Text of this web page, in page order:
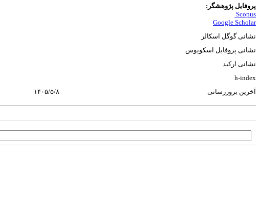
پروفایل پژوهشگر:
Scopus
Google Scholar
نشانی گوگل اسکالر
نشانی پروفایل اسکوپوس
نشانی ارکید
h-index
آخرین بروزرسانی
۱۴۰۵/۵/۸